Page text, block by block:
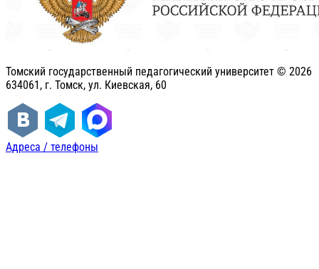
Томский государственный педагогический университет © 2026
634061, г. Томск, ул. Киевская, 60
Адреса / телефоны